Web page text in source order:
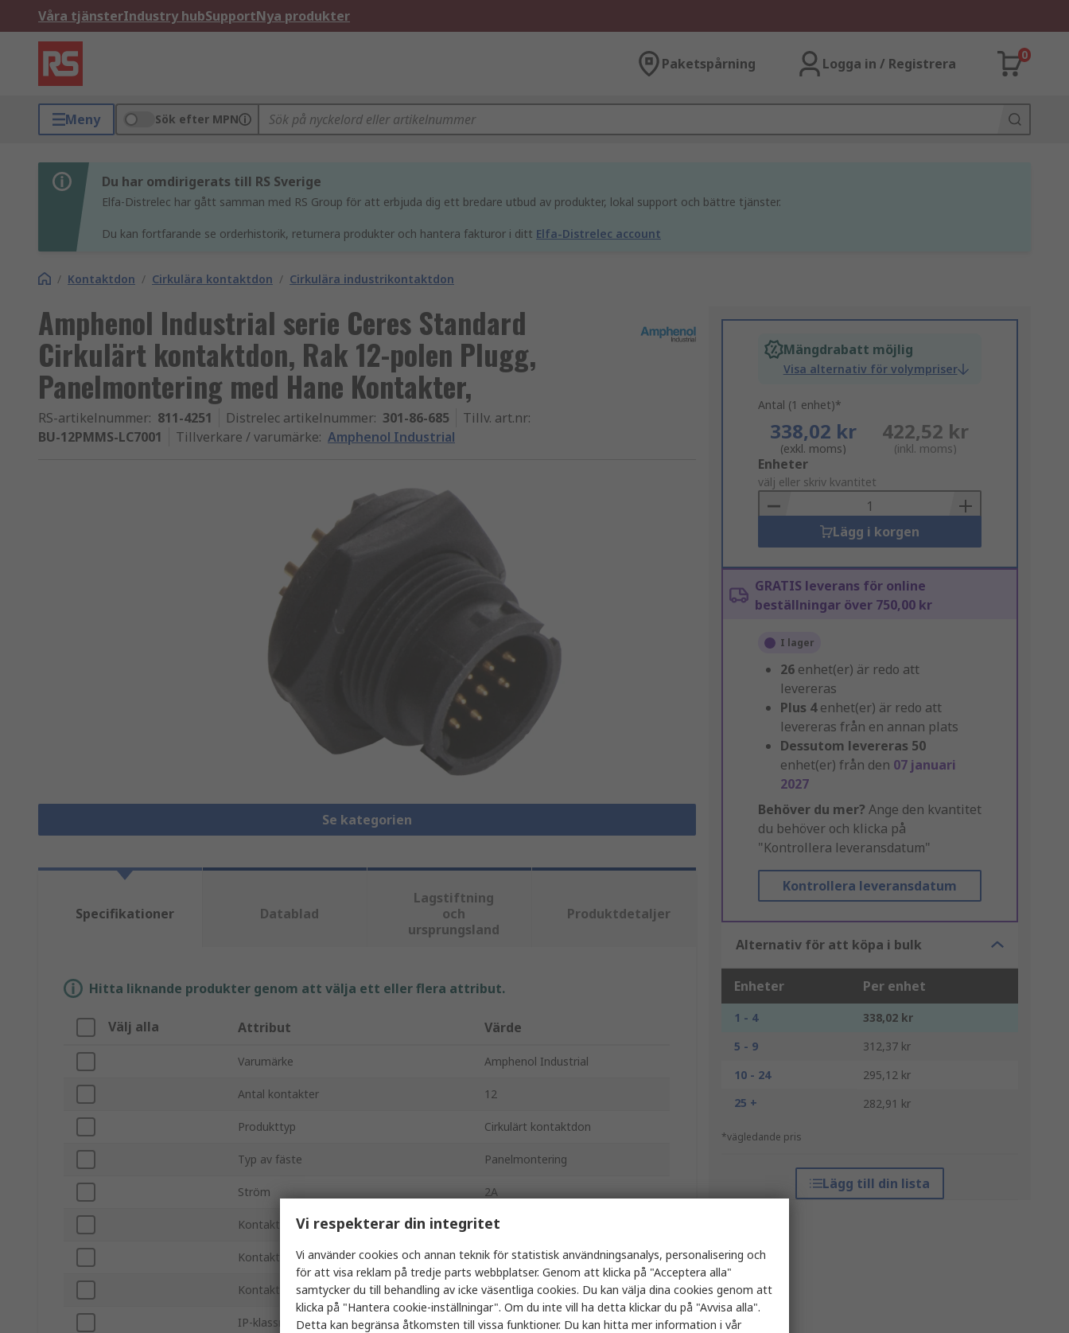
Våra tjänsterIndustry hubSupportNya produkter
Paketspårning Logga in / Registrera
0
Meny Sök efter MPN
Du har omdirigerats till RS Sverige
Elfa-Distrelec har gått samman med RS Group för att erbjuda dig ett bredare utbud av produkter, lokal support och bättre tjänster.
Du kan fortfarande se orderhistorik, returnera produkter och hantera fakturor i ditt Elfa-Distrelec account
/ Kontaktdon / Cirkulära kontaktdon / Cirkulära industrikontaktdon
Amphenol Industrial serie Ceres Standard
Cirkulärt kontaktdon, Rak 12-polen Plugg,
Panelmontering med Hane Kontakter,
RS-artikelnummer: 811-4251 Distrelec artikelnummer: 301-86-685 Tillv. art.nr:
BU-12PMMS-LC7001
Tillverkare / varumärke: Amphenol Industrial
Se kategorien
Mängdrabatt möjlig
Visa alternativ för volympriser
Antal (1 enhet)*
338,02 kr
(exkl. moms)
422,52 kr
(inkl. moms)
Add
to
Basket
Enheter
välj eller skriv kvantitet
Lägg i korgen
GRATIS leverans för online
beställningar över 750,00 kr
I lager
26 enhet(er) är redo att
levereras
Plus 4enhet(er) är redo att
levereras från en annan plats
Dessutom levereras 50
enhet(er) från den 07 januari
2027
Behöver du mer? Ange den kvantitet
du behöver och klicka på
"Kontrollera leveransdatum"
Kontrollera leveransdatum
Alternativ för att köpa i bulk
Enheter Per enhet
1 - 4
338,02 kr
5 - 9
312,37 kr
10 - 24
295,12 kr
25 +
282,91 kr
*vägledande pris
Lägg till din lista
Specifikationer Datablad
Lagstiftning
och
ursprungsland
Produktdetaljer
Hitta liknande produkter genom att välja ett eller flera attribut.
Välj alla Attribut Värde
Varumärke Amphenol Industrial
Antal kontakter 12
Produkttyp Cirkulärt kontaktdon
Typ av fäste Panelmontering
Ström 2A
Kontaktdonstorlek Standard
Kontakt/uttag Plugg
Kontakthane/hona Hane
IP-klassning IP67
Vi respekterar din integritet
Vi använder cookies och annan teknik för statistisk användningsanalys, personalisering och
för att visa reklam på tredje parts webbplatser. Genom att klicka på "Acceptera alla"
samtycker du till behandling av icke väsentliga cookies. Du kan välja dina cookies genom att
klicka på "Hantera cookie-inställningar". Om du inte vill ha detta klickar du på "Avvisa alla".
Detta kan begränsa åtkomsten till vissa funktioner. Du kan hitta mer information i vår